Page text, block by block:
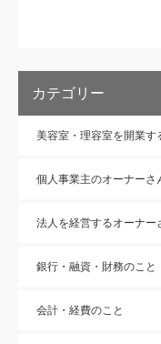
カテゴリー
美容室・理容室を開業す
個人事業主のオーナーさ
法人を経営するオーナー
銀行・融資・財務のこと
会計・経費のこと